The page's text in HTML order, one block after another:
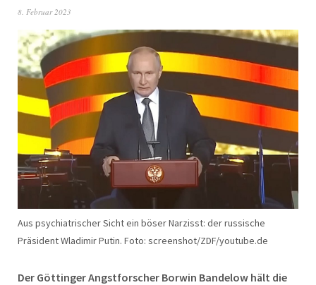
8. Februar 2023
Aus psychiatrischer Sicht ein böser Narzisst: der russische
Präsident Wladimir Putin. Foto: screenshot/ZDF/youtube.de
Der Göttinger Angstforscher Borwin Bandelow hält die